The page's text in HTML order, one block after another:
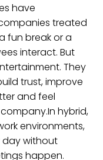
have
treated
fun break or a
interact. But
They
trust, improve
and feel
hybrid,
environments,
day without
happen.